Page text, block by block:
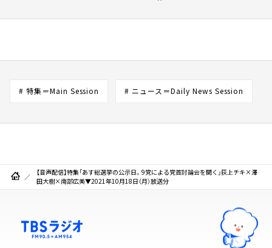
# 特集＝Main Session # ニュース＝Daily News Session
【音声配信】特集「あす総選挙の公示日。9党による党首討論会を聞く」荻上チキ×澤
田大樹×南部広美▼2021年10月18日（月）放送分